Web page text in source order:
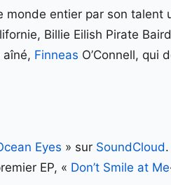
entier par son talent
Billie Eilish Pirate
Finneas O’Connell, qui
Eyes » sur SoundCloud
EP, « Don’t Smile at Me